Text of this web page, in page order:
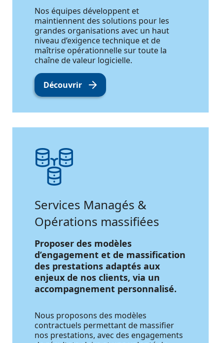
Nos équipes développent et
maintiennent des solutions pour les
grandes organisations avec un haut
niveau d’exigence technique et de
maîtrise opérationnelle sur toute la
chaîne de valeur logicielle.
Découvrir
Services Managés &
Opérations massifiées
Proposer des modèles
d’engagement et de massification
des prestations adaptés aux
enjeux de nos clients, via un
accompagnement personnalisé.
Nous proposons des modèles
contractuels permettant de massifier
nos prestations, avec des engagements